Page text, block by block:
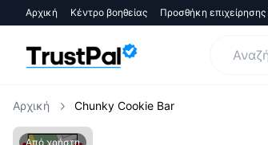
Αρχική Κέντρο βοηθείας Προσθήκη επιχείρησης
Αρχική Chunky Cookie Bar
Από χρήστη